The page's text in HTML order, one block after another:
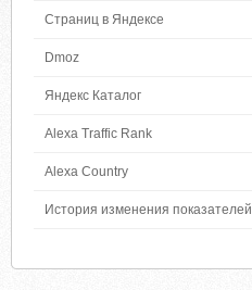
Страниц в Яндексе
Dmoz
Яндекс Каталог
Alexa Traffic Rank
Alexa Country
История изменения показателей